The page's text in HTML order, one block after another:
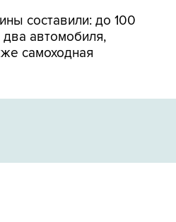
составили: до 100
автомобиля,
самоходная